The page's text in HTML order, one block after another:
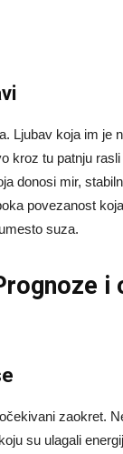
Ljubav koja im je
kroz tu patnju
donosi mir,
povezanost
suza.
i
zaokret.
su ulagali